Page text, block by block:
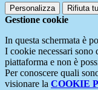
Personalizza Rifiuta
Gestione cookie
In questa schermata è
I cookie necessari
piattaforma e non è
Per conoscere quali
visionare la COOKIE